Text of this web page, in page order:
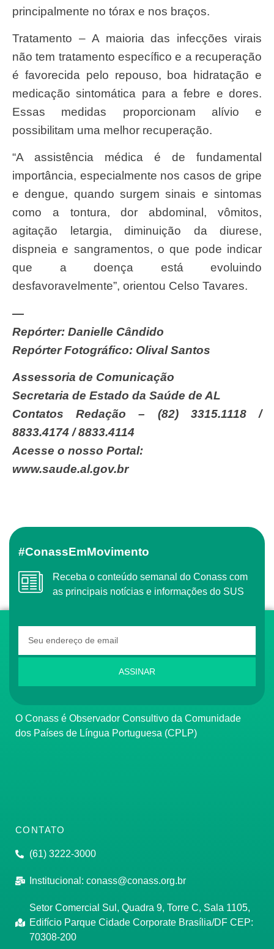
principalmente no tórax e nos braços.
Tratamento – A maioria das infecções virais
não tem tratamento específico e a recuperação
é favorecida pelo repouso, boa hidratação e
medicação sintomática para a febre e dores.
Essas medidas proporcionam alívio e
possibilitam uma melhor recuperação.
“A assistência médica é de fundamental
importância, especialmente nos casos de gripe
e dengue, quando surgem sinais e sintomas
como a tontura, dor abdominal, vômitos,
agitação letargia, diminuição da diurese,
dispneia e sangramentos, o que pode indicar
que a doença está evoluindo
desfavoravelmente”, orientou Celso Tavares.
—
Repórter: Danielle Cândido
Repórter Fotográfico: Olival Santos
Assessoria de Comunicação
Secretaria de Estado da Saúde de AL
Contatos Redação – (82) 3315.1118 /
8833.4174 / 8833.4114
Acesse o nosso Portal:
www.saude.al.gov.br
#ConassEmMovimento
Receba o conteúdo semanal do Conass com
as principais notícias e informações do SUS
ASSINAR
O Conass é Observador Consultivo da Comunidade
dos Países de Língua Portuguesa (CPLP)
CONTATO
(61) 3222-3000
Institucional: conass@conass.org.br
Setor Comercial Sul, Quadra 9, Torre C, Sala 1105,
Edifício Parque Cidade Corporate Brasília/DF CEP:
70308-200